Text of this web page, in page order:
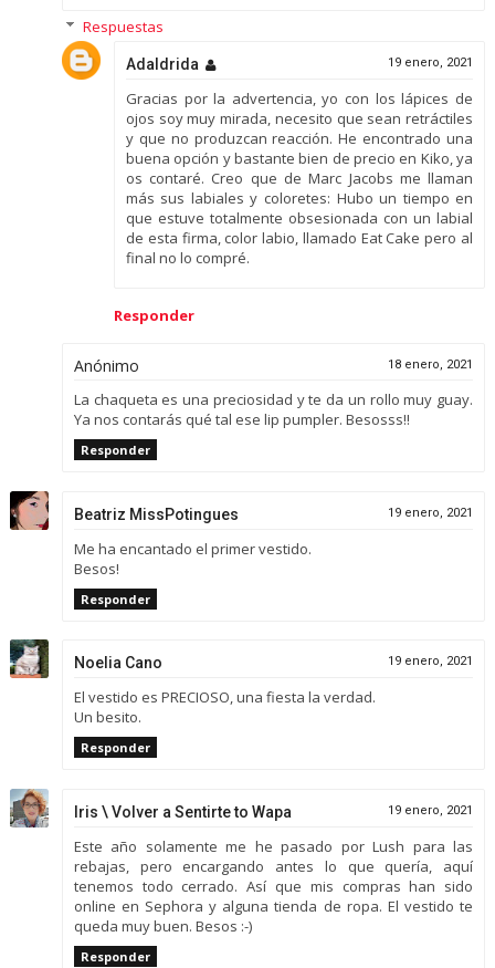
Respuestas
Adaldrida 19 enero, 2021
Gracias por la advertencia, yo con los lápices de
ojos soy muy mirada, necesito que sean retráctiles
y que no produzcan reacción. He encontrado una
buena opción y bastante bien de precio en Kiko, ya
os contaré. Creo que de Marc Jacobs me llaman
más sus labiales y coloretes: Hubo un tiempo en
que estuve totalmente obsesionada con un labial
de esta firma, color labio, llamado Eat Cake pero al
final no lo compré.
Responder
Anónimo 18 enero, 2021
La chaqueta es una preciosidad y te da un rollo muy guay.
Ya nos contarás qué tal ese lip pumpler. Besosss!!
Responder
Beatriz MissPotingues 19 enero, 2021
Me ha encantado el primer vestido.
Besos!
Responder
Noelia Cano 19 enero, 2021
El vestido es PRECIOSO, una fiesta la verdad.
Un besito.
Responder
Iris \ Volver a Sentirte to Wapa 19 enero, 2021
Este año solamente me he pasado por Lush para las
rebajas, pero encargando antes lo que quería, aquí
tenemos todo cerrado. Así que mis compras han sido
online en Sephora y alguna tienda de ropa. El vestido te
queda muy buen. Besos :-)
Responder